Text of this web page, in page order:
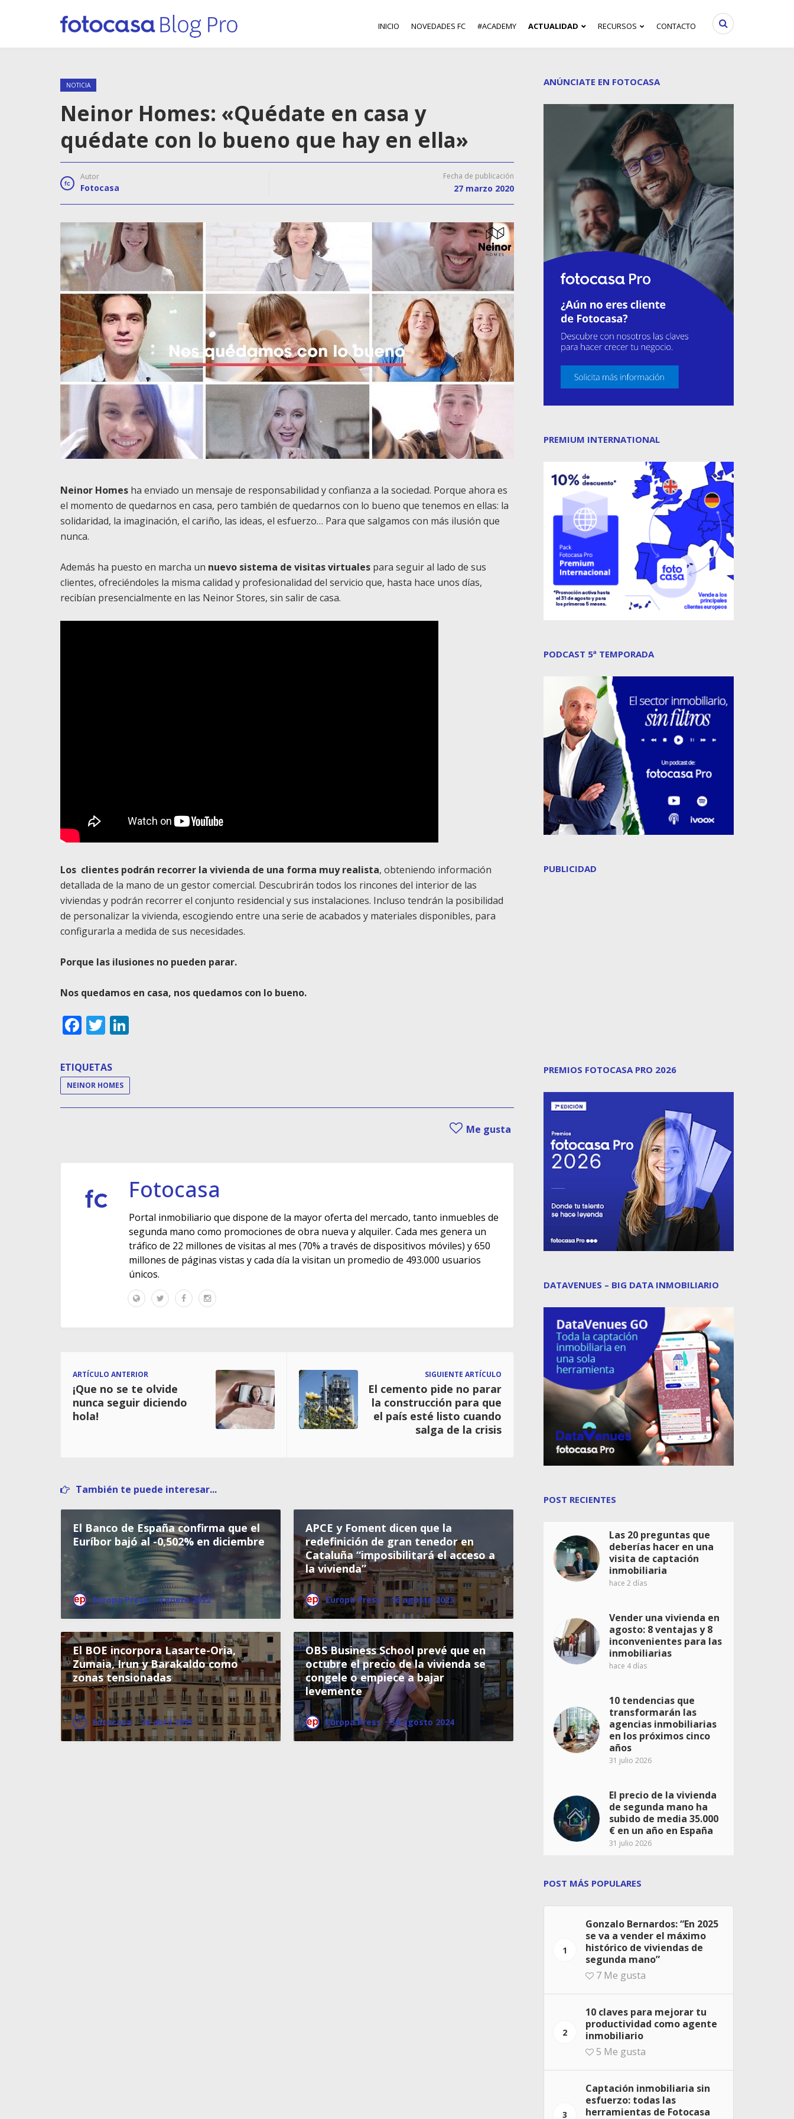
INICIO NOVEDADES FC #ACADEMY ACTUALIDAD RECURSOS CONTACTO
NOTICIA
Neinor Homes: «Quédate en casa y
quédate con lo bueno que hay en ella»
Autor
Fotocasa
Fecha de publicación
27 marzo 2020
Neinor Homes ha enviado un mensaje de responsabilidad y confianza a la sociedad. Porque ahora es
el momento de quedarnos en casa, pero también de quedarnos con lo bueno que tenemos en ellas: la
solidaridad, la imaginación, el cariño, las ideas, el esfuerzo… Para que salgamos con más ilusión que
nunca.
Además ha puesto en marcha un nuevo sistema de visitas virtuales para seguir al lado de sus
clientes, ofreciéndoles la misma calidad y profesionalidad del servicio que, hasta hace unos días,
recibían presencialmente en las Neinor Stores, sin salir de casa.
Los clientes podrán recorrer la vivienda de una forma muy realista, obteniendo información
detallada de la mano de un gestor comercial. Descubrirán todos los rincones del interior de las
viviendas y podrán recorrer el conjunto residencial y sus instalaciones. Incluso tendrán la posibilidad
de personalizar la vivienda, escogiendo entre una serie de acabados y materiales disponibles, para
configurarla a medida de sus necesidades.
Porque las ilusiones no pueden parar.
Nos quedamos en casa, nos quedamos con lo bueno.
Facebook
Twitter
ETIQUETAS
NEINOR HOMES
Me gusta
Fotocasa
Portal inmobiliario que dispone de la mayor oferta del mercado, tanto inmuebles de
segunda mano como promociones de obra nueva y alquiler. Cada mes genera un
tráfico de 22 millones de visitas al mes (70% a través de dispositivos móviles) y 650
millones de páginas vistas y cada día la visitan un promedio de 493.000 usuarios
únicos.
ARTÍCULO ANTERIOR
¡Que no se te olvide
nunca seguir diciendo
hola!
SIGUIENTE ARTÍCULO
El cemento pide no parar
la construcción para que
el país esté listo cuando
salga de la crisis
También te puede interesar...
El Banco de España confirma que el
Euríbor bajó al -0,502% en diciembre
Europa Press · 4 enero 2022
APCE y Foment dicen que la
redefinición de gran tenedor en
Cataluña “imposibilitará el acceso a
la vivienda”
Europa Press · 16 agosto 2023
El BOE incorpora Lasarte-Oria,
Zumaia, Irun y Barakaldo como
zonas tensionadas
Fotocasa · 30 abril 2025
OBS Business School prevé que en
octubre el precio de la vivienda se
congele o empiece a bajar
levemente
Europa Press · 30 agosto 2024
ANÚNCIATE EN FOTOCASA
PREMIUM INTERNATIONAL
PODCAST 5ª TEMPORADA
PUBLICIDAD
PREMIOS FOTOCASA PRO 2026
DATAVENUES – BIG DATA INMOBILIARIO
POST RECIENTES
Las 20 preguntas que
deberías hacer en una
visita de captación
inmobiliaria
hace 2 días
Vender una vivienda en
agosto: 8 ventajas y 8
inconvenientes para las
inmobiliarias
hace 4 días
10 tendencias que
transformarán las
agencias inmobiliarias
en los próximos cinco
años
31 julio 2026
El precio de la vivienda
de segunda mano ha
subido de media 35.000
€ en un año en España
31 julio 2026
POST MÁS POPULARES
1
Gonzalo Bernardos: “En 2025
se va a vender el máximo
histórico de viviendas de
segunda mano”
7 Me gusta
2
10 claves para mejorar tu
productividad como agente
inmobiliario
5 Me gusta
3
Captación inmobiliaria sin
esfuerzo: todas las
herramientas de Fotocasa